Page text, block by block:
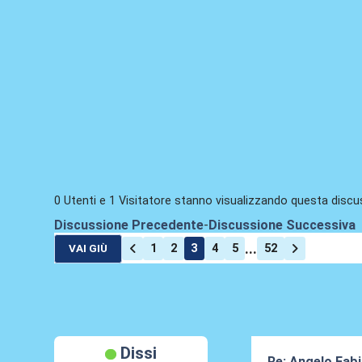
0 Utenti e 1 Visitatore stanno visualizzando questa
Discussione Precedente- Discussione Successiva
VAI GIÙ 1 2 3 4 5 ... 52
Dissi